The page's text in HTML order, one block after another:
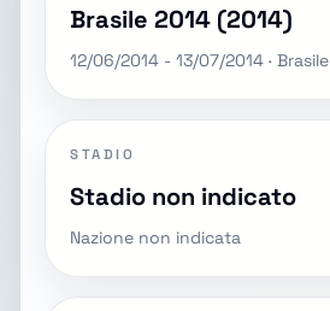
Brasile 2014 (2014)
12/06/2014 - 13/07/2014 · Brasile
STADIO
Stadio non indicato
Nazione non indicata